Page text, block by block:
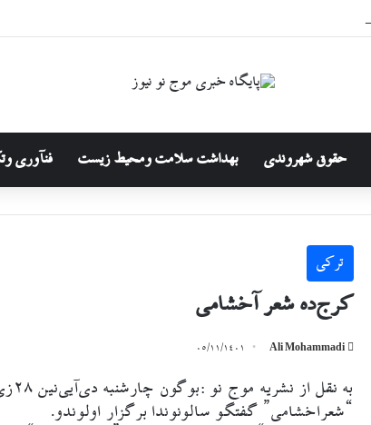
حقوق شهروندی بهداشت سلامت ومحیط زیست فنآوری
ترکی
کرج‌ده شعر آخشامی
Ali Mohammadi ۰۵/۱۱/۱۴۰۱
به
“شعراخشامی” گفتگو سالونوندا برگزار اولوندو.